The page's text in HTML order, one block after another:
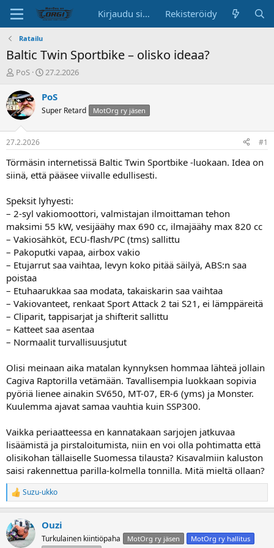
Kirjaudu sisään Rekisteröidy
Ratailu
Baltic Twin Sportbike – olisko ideaa?
K
s
k
u
s
t
e
l
n
l
o
i
t
t
a
j
a
PoS
A
o
t
p
ä
i
v
27.2.2026
PoS
Super Retard MotOrg ry jäsen
27.2.2026 #1
Törmäsin internetissä Baltic Twin Sportbike -luokaan. Idea on
siinä, että pääsee viivalle edullisesti.
Speksit lyhyesti:
– 2-syl vakiomoottori, valmistajan ilmoittaman tehon
maksimi 55 kW, vesijäähy max 690 cc, ilmajäähy max 820 cc
– Vakiosähköt, ECU-flash/PC (tms) sallittu
– Pakoputki vapaa, airbox vakio
– Etujarrut saa vaihtaa, levyn koko pitää säilyä, ABS:n saa
poistaa
– Etuhaarukkaa saa modata, takaiskarin saa vaihtaa
– Vakiovanteet, renkaat Sport Attack 2 tai S21, ei lämppäreitä
– Cliparit, tappisarjat ja shifterit sallittu
– Katteet saa asentaa
– Normaalit turvallisuusjutut
Olisi meinaan aika matalan kynnyksen hommaa lähteä jollain
Cagiva Raptorilla vetämään. Tavallisempia luokkaan sopivia
pyöriä lienee ainakin SV650, MT-07, ER-6 (yms) ja Monster.
Kuulemma ajavat samaa vauhtia kuin SSP300.
Vaikka periaatteessa en kannatakaan sarjojen jatkuvaa
lisäämistä ja pirstaloitumista, niin en voi olla pohtimatta että
olisikohan tällaiselle Suomessa tilausta? Kisavalmiin kaluston
saisi rakennettua parilla-kolmella tonnilla. Mitä mieltä ollaan?
R
e
k
t
i
Suzu-ukko
Ouzi
Turkulainen kiintiöpaha MotOrg ry jäsen
MotOrg ry hallitus